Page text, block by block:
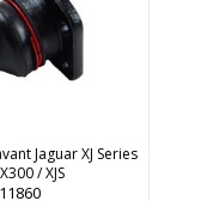
Jaguar XJ Series
/ XJS